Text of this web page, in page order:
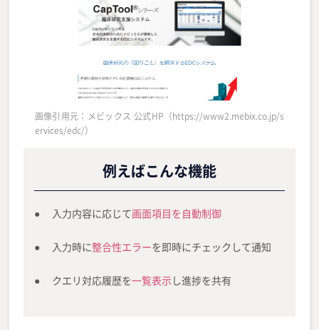
画像引用元：メビックス 公式HP（https://www2.mebix.co.jp/s
ervices/edc/）
例えばこんな機能
入力内容に応じて画面項目を自動制御
入力時に整合性エラーを即時にチェックして通知
クエリ対応履歴を一覧表示 し進捗を共有